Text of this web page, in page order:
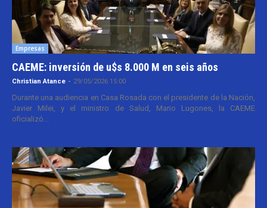
Empresas
CAEME: inversión de u$s 8.000 M en seis años
Christian Atance - 29/05/2026 15:00
Durante una audiencia en Casa Rosada con el presidente de la Nación,
Javier Milei, y el ministro de Salud, Mario Lugones, la CAEME
oficializó...